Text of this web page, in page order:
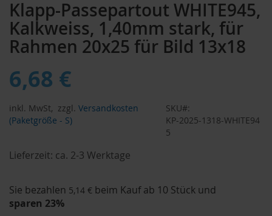
Klapp-Passepartout WHITE945,
Kalkweiss, 1,40mm stark, für
Rahmen 20x25 für Bild 13x18
6,68 €
inkl. MwSt, zzgl. Versandkosten
(Paketgröße - S)
SKU
KP-2025-1318-WHITE94
5
Lieferzeit: ca. 2-3 Werktage
Sie bezahlen 5,14 € beim Kauf ab 10 Stück und
sparen 23%
der
Bildergalerie
springen